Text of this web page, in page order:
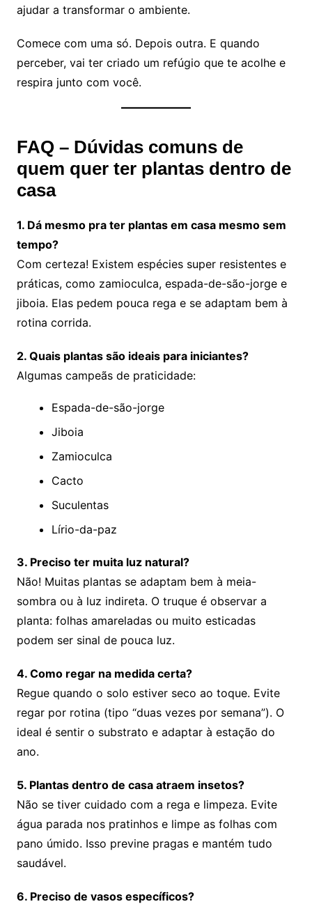
ajudar a transformar o ambiente.
Comece com uma só. Depois outra. E quando
perceber, vai ter criado um refúgio que te acolhe e
respira junto com você.
FAQ – Dúvidas comuns de
quem quer ter plantas dentro de
casa
1. Dá mesmo pra ter plantas em casa mesmo sem
tempo?
Com certeza! Existem espécies super resistentes e
práticas, como zamioculca, espada-de-são-jorge e
jiboia. Elas pedem pouca rega e se adaptam bem à
rotina corrida.
2. Quais plantas são ideais para iniciantes?
Algumas campeãs de praticidade:
Espada-de-são-jorge
Jiboia
Zamioculca
Cacto
Suculentas
Lírio-da-paz
3. Preciso ter muita luz natural?
Não! Muitas plantas se adaptam bem à meia-
sombra ou à luz indireta. O truque é observar a
planta: folhas amareladas ou muito esticadas
podem ser sinal de pouca luz.
4. Como regar na medida certa?
Regue quando o solo estiver seco ao toque. Evite
regar por rotina (tipo “duas vezes por semana”). O
ideal é sentir o substrato e adaptar à estação do
ano.
5. Plantas dentro de casa atraem insetos?
Não se tiver cuidado com a rega e limpeza. Evite
água parada nos pratinhos e limpe as folhas com
pano úmido. Isso previne pragas e mantém tudo
saudável.
6. Preciso de vasos específicos?